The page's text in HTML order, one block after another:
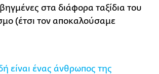
στα διάφορα ταξίδια του
(έτσι τον αποκαλούσαμε
είναι ένας άνθρωπος της